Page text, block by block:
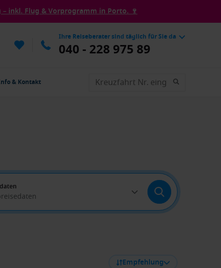
inkl. Flug & Vorprogramm in Porto. 🍷
Ihre Reiseberater sind täglich für Sie da
040 - 228 975 89
& Kontakt
Empfehlung